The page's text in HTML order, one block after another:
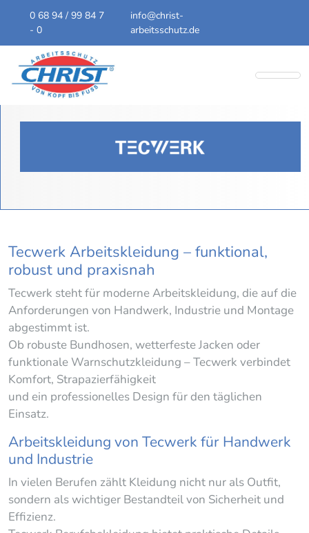
0 68 94 / 99 84 7
- 0
info@christ-
arbeitsschutz.de
Tecwerk Arbeitskleidung – funktional,
robust und praxisnah
Tecwerk steht für moderne Arbeitskleidung, die auf die
Anforderungen von Handwerk, Industrie und Montage
abgestimmt ist.
Ob robuste Bundhosen, wetterfeste Jacken oder
funktionale Warnschutzkleidung – Tecwerk verbindet
Komfort, Strapazierfähigkeit
und ein professionelles Design für den täglichen
Einsatz.
Arbeitskleidung von Tecwerk für Handwerk
und Industrie
In vielen Berufen zählt Kleidung nicht nur als Outfit,
sondern als wichtiger Bestandteil von Sicherheit und
Effizienz.